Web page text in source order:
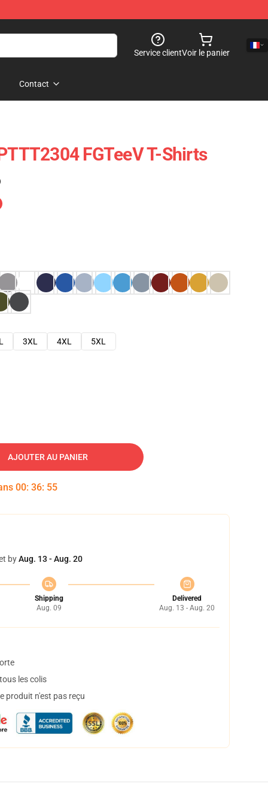
Service clientVoir le panier
Contact
FGTeeV T-Shirts
3XL 4XL 5XL
AJOUTER AU PANIER
00: 36: 54
byAug. 13 - Aug. 20
Shipping
Aug. 09
Delivered
Aug. 13 - Aug. 20
les colis
produit n'est pas reçu